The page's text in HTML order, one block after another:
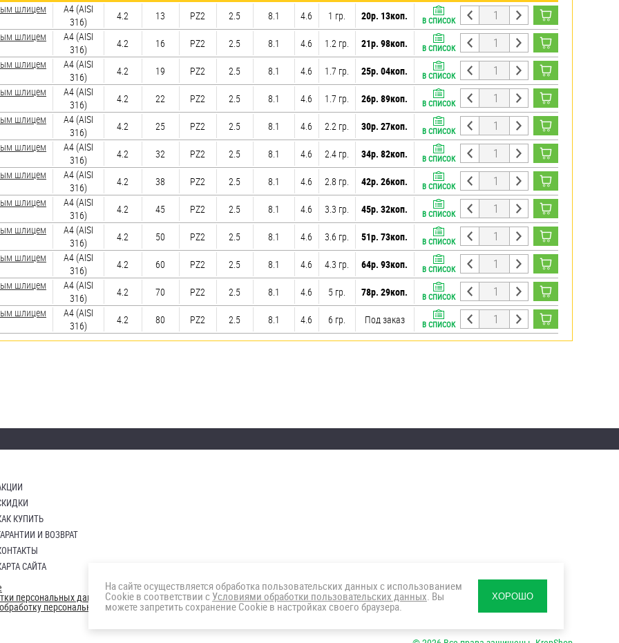
шлицем
A4 (AISI
316)
4.2 13 PZ2 2.5 8.1 4.6 1 гр. 20р. 13коп. В СПИСОК
шлицем
A4 (AISI
316)
4.2 16 PZ2 2.5 8.1 4.6 1.2 гр. 21р. 98коп. В СПИСОК
шлицем
A4 (AISI
316)
4.2 19 PZ2 2.5 8.1 4.6 1.7 гр. 25р. 04коп. В СПИСОК
шлицем
A4 (AISI
316)
4.2 22 PZ2 2.5 8.1 4.6 1.7 гр. 26р. 89коп. В СПИСОК
шлицем
A4 (AISI
316)
4.2 25 PZ2 2.5 8.1 4.6 2.2 гр. 30р. 27коп. В СПИСОК
шлицем
A4 (AISI
316)
4.2 32 PZ2 2.5 8.1 4.6 2.4 гр. 34р. 82коп. В СПИСОК
шлицем
A4 (AISI
316)
4.2 38 PZ2 2.5 8.1 4.6 2.8 гр. 42р. 26коп. В СПИСОК
шлицем
A4 (AISI
316)
4.2 45 PZ2 2.5 8.1 4.6 3.3 гр. 45р. 32коп. В СПИСОК
шлицем
A4 (AISI
316)
4.2 50 PZ2 2.5 8.1 4.6 3.6 гр. 51р. 73коп. В СПИСОК
шлицем
A4 (AISI
316)
4.2 60 PZ2 2.5 8.1 4.6 4.3 гр. 64р. 93коп. В СПИСОК
шлицем
A4 (AISI
316)
4.2 70 PZ2 2.5 8.1 4.6 5 гр. 78р. 29коп. В СПИСОК
шлицем
A4 (AISI
316)
4.2 80 PZ2 2.5 8.1 4.6 6 гр. Под заказ В СПИСОК
КУПИТЬ
И ВОЗВРАТ
САЙТА
персональных данных
персональных данны
На сайте осуществляется обработка пользовательских данных с использованием
Cookie в соответствии с Условиями обработки пользовательских данных . Вы
можете запретить сохранение Cookie в настройках своего браузера.
ХОРОШО